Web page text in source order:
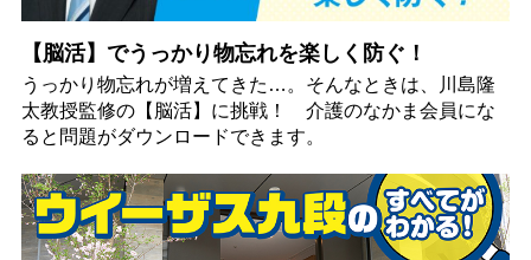
【脳活】でうっかり物忘れを楽しく防ぐ！
うっかり物忘れが増えてきた…。そんなときは、川島隆
太教授監修の【脳活】に挑戦！ 介護のなかま会員にな
ると問題がダウンロードできます。